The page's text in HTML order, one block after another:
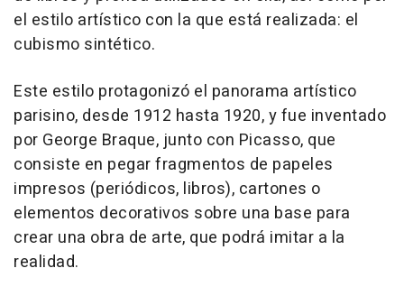
el estilo artístico con la que está realizada: el
cubismo sintético.
Este estilo protagonizó el panorama artístico
parisino, desde 1912 hasta 1920, y fue inventado
por George Braque, junto con Picasso, que
consiste en pegar fragmentos de papeles
impresos (periódicos, libros), cartones o
elementos decorativos sobre una base para
crear una obra de arte, que podrá imitar a la
realidad.